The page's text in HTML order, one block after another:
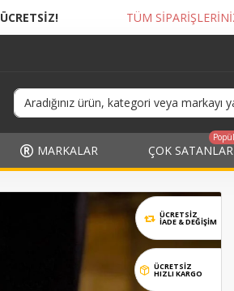
TÜM SİPARİŞLERİNİZE HEDİYE PAKETİ
MARKALAR ÇOK SATANLAR
ÜCRETSİZ
İADE & DEĞIŞIM
ÜCRETSİZ
HIZLI KARGO